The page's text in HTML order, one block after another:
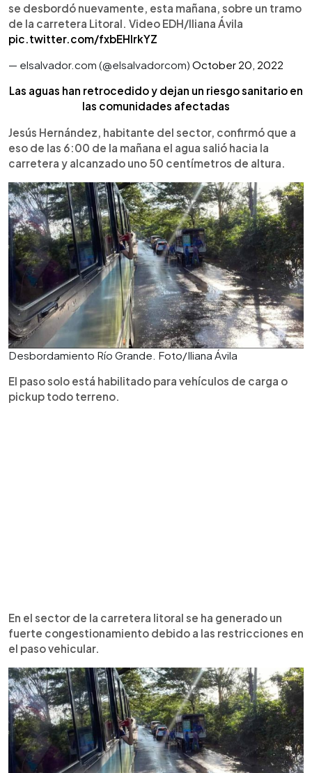
se desbordó nuevamente, esta mañana, sobre un tramo
de la carretera Litoral. Video EDH/Iliana Ávila
pic.twitter.com/fxbEHlrkYZ
— elsalvador.com (@elsalvadorcom) October 20, 2022
Las aguas han retrocedido y dejan un riesgo sanitario en
las comunidades afectadas
Jesús Hernández, habitante del sector, confirmó que a
eso de las 6:00 de la mañana el agua salió hacia la
carretera y alcanzado uno 50 centímetros de altura.
Desbordamiento Río Grande. Foto/Iliana Ávila
El paso solo está habilitado para vehículos de carga o
pickup todo terreno.
En el sector de la carretera litoral se ha generado un
fuerte congestionamiento debido a las restricciones en
el paso vehicular.